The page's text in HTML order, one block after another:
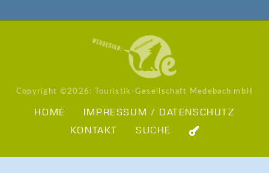
Copyright ©2026: Touristik-Gesellschaft Medebach mbH
HOME
IMPRESSUM / DATENSCHUTZ
KONTAKT
SUCHE